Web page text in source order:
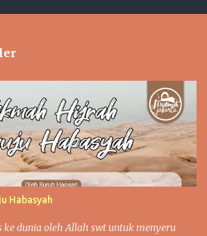
Habasyah
ke dunia oleh Allah swt untuk menyeru